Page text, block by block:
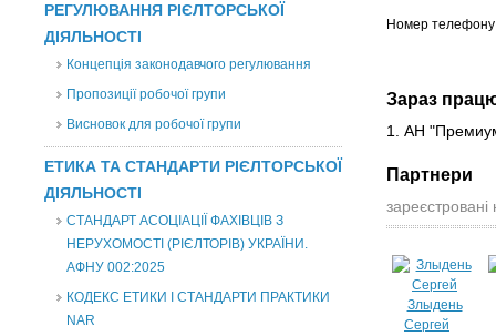
РЕГУЛЮВАННЯ РІЄЛТОРСЬКОЇ
ДІЯЛЬНОСТІ
Концепція законодавчого регулювання
Пропозиції робочої групи
Висновок для робочої групи
ЕТИКА ТА СТАНДАРТИ РІЄЛТОРСЬКОЇ
ДІЯЛЬНОСТІ
СТАНДАРТ АСОЦІАЦІЇ ФАХІВЦІВ З
НЕРУХОМОСТІ (РІЄЛТОРІВ) УКРАЇНИ.
АФНУ 002:2025
КОДЕКС ЕТИКИ І СТАНДАРТИ ПРАКТИКИ
NAR
Номер
Зараз
1. АН
Партнери
зареєстровані
Злыдень
Сергей